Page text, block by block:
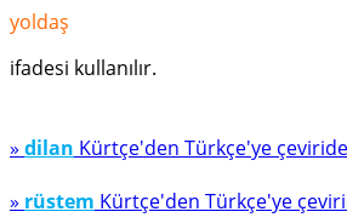
yoldaş
ifadesi kullanılır.
» dilan Kürtçe'den Türkçe'ye
» rüstem Kürtçe'den Türkçe'ye